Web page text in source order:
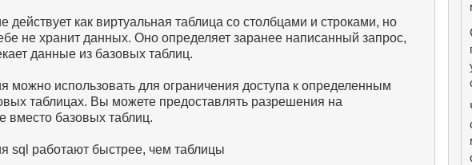
действует как виртуальная таблица со столбцами и строками, но
не хранит данных. Оно определяет заранее написанный запрос,
данные из базовых таблиц.
можно использовать для ограничения доступа к определенным
таблицах. Вы можете предоставлять разрешения на
вместо базовых таблиц.
sql работают быстрее, чем таблицы